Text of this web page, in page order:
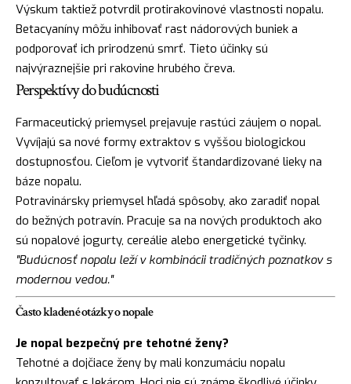
Výskum taktiež potvrdil protirakovinové vlastnosti nopalu.
Betacyaníny môžu inhibovať rast nádorových buniek a
podporovať ich prirodzenú smrť. Tieto účinky sú
najvýraznejšie pri rakovine hrubého čreva.
Perspektívy do budúcnosti
Farmaceutický priemysel prejavuje rastúci záujem o nopal.
Vyvíjajú sa nové formy extraktov s vyššou biologickou
dostupnosťou. Cieľom je vytvoriť štandardizované lieky na
báze nopalu.
Potravinársky priemysel hľadá spôsoby, ako zaradiť nopal
do bežných potravín. Pracuje sa na nových produktoch ako
sú nopalové jogurty, cereálie alebo energetické tyčinky.
"Budúcnosť nopalu leží v kombinácii tradičných poznatkov s
modernou vedou."
Často kladené otázky o nopale
Je nopal bezpečný pre tehotné ženy?
Tehotné a dojčiace ženy by mali konzumáciu nopalu